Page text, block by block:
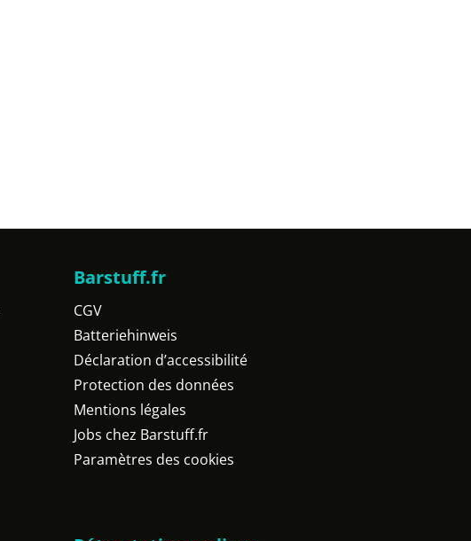
Barstuff.fr
CGV
Batteriehinweis
Déclaration d’accessibilité
Protection des données
Mentions légales
Jobs chez Barstuff.fr
Paramètres des cookies